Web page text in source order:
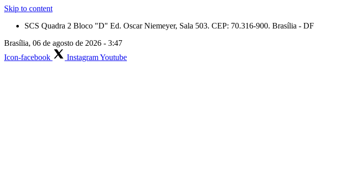
Skip to content
SCS Quadra 2 Bloco "D" Ed. Oscar Niemeyer, Sala 503. CEP: 70.316-900. Brasília - DF
Brasília, 06 de agosto de 2026 - 3:47
Icon-facebook
InstagramYoutube